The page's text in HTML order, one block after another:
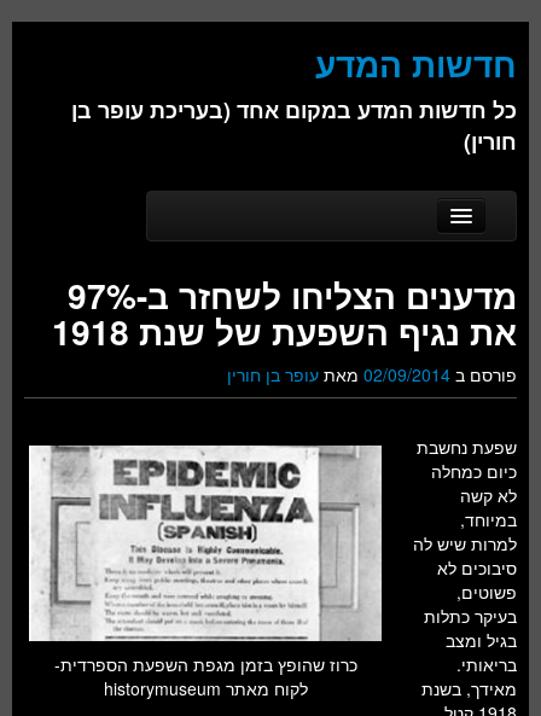
חדשות המדע
כל חדשות המדע במקום אחד (בעריכת עופר בן
חורין)
Main menu
Skip to primary content
Skip to secondary content
אודות
ביולוגיה
כימיה
פיזיקה
חברה
חלל ומדעי כדור הארץ
עתידנות
סקירות ספרים
טעימות מדע
מדענים הצליחו לשחזר ב-97%
את נגיף השפעת של שנת 1918
פורסם ב 02/09/2014 מאת עופר בן חורין
כרוז שהופץ בזמן מגפת השפעת הספרדית-
לקוח מאתר historymuseum
שפעת נחשבת
כיום כמחלה
לא קשה
במיוחד,
למרות שיש לה
סיבוכים לא
פשוטים,
בעיקר כתלות
בגיל ומצב
בריאותי.
מאידך, בשנת